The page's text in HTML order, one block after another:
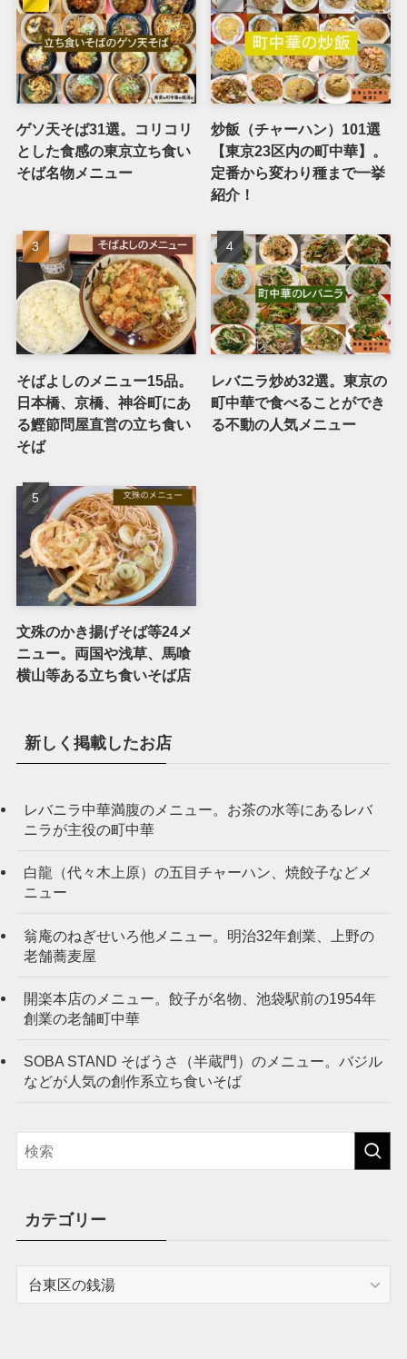
ゲソ天そば31選。コリコリ
とした食感の東京立ち食い
そば名物メニュー
炒飯（チャーハン）101選
【東京23区内の町中華】。
定番から変わり種まで一挙
紹介！
そばよしのメニュー15品。
日本橋、京橋、神谷町にあ
る鰹節問屋直営の立ち食い
そば
レバニラ炒め32選。東京の
町中華で食べることができ
る不動の人気メニュー
文殊のかき揚げそば等24メ
ニュー。両国や浅草、馬喰
横山等ある立ち食いそば店
新しく掲載したお店
レバニラ中華満腹のメニュー。お茶の水等にあるレバ
ニラが主役の町中華
白龍（代々木上原）の五目チャーハン、焼餃子などメ
ニュー
翁庵のねぎせいろ他メニュー。明治32年創業、上野の
老舗蕎麦屋
開楽本店のメニュー。餃子が名物、池袋駅前の1954年
創業の老舗町中華
SOBA STAND そばうさ（半蔵門）のメニュー。バジル
などが人気の創作系立ち食いそば
カテゴリー